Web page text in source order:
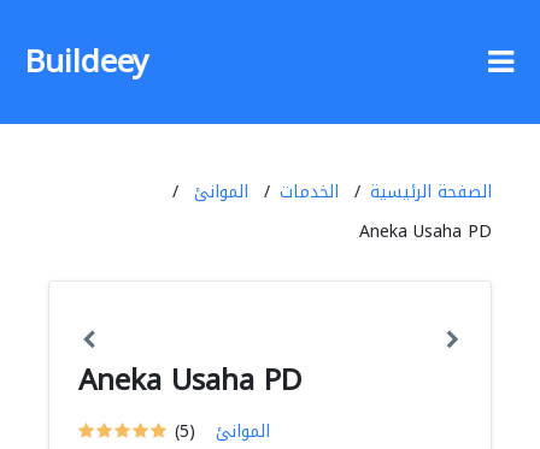
Buildeey
الصفحة الرئيسية الخدمات
الموانئ
Aneka Usaha PD
Aneka Usaha PD
(5) الموانئ